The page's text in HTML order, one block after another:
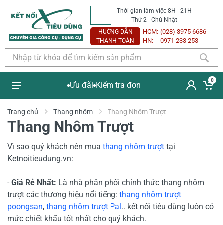
Thời gian làm việc 8H - 21H
Thứ 2 - Chủ Nhật
HƯỚNG DẪN
THANH TOÁN
HCM: (028) 3975 6686
HN:
0971 233 253
Ưu đãi Kiểm tra đơn
0
Trang chủ Thang nhôm Thang Nhôm Trượt
Thang Nhôm Trượt
Vì sao quý khách nên mua thang nhôm trượt tại
Ketnoitieudung.vn:
- Giá Rẻ Nhất: Là nhà phân phối chính thức thang nhôm
trượt các thương hiệu nổi tiếng: thang nhôm trượt
poongsan, thang nhôm trượt Pal.. kết nối tiêu dùng luôn có
mức chiết khấu tốt nhất cho quý khách.